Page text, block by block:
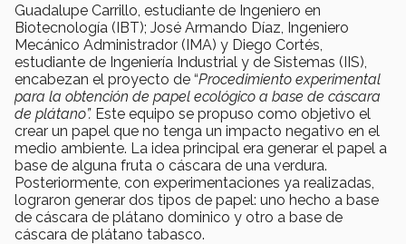
Guadalupe Carrillo, estudiante de Ingeniero en
Biotecnología (IBT); José Armando Díaz, Ingeniero
Mecánico Administrador (IMA) y Diego Cortés,
estudiante de Ingeniería Industrial y de Sistemas (IIS),
encabezan el proyecto de “Procedimiento experimental
para la obtención de papel ecológico a base de cáscara
de plátano”. Este equipo se propuso como objetivo el
crear un papel que no tenga un impacto negativo en el
medio ambiente. La idea principal era generar el papel a
base de alguna fruta o cáscara de una verdura.
Posteriormente, con experimentaciones ya realizadas,
lograron generar dos tipos de papel: uno hecho a base
de cáscara de plátano dominico y otro a base de
cáscara de plátano tabasco.